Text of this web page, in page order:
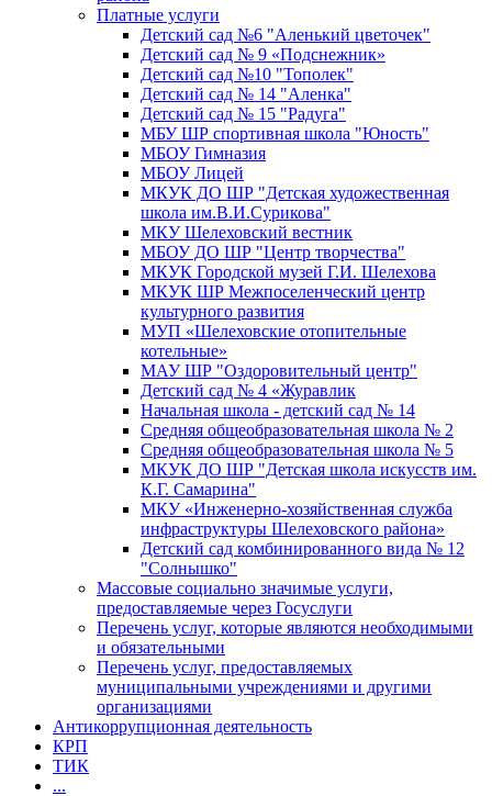
Платные услуги
Детский сад №6 "Аленький цветочек"
Детский сад № 9 «Подснежник»
Детский сад №10 "Тополек"
Детский сад № 14 "Аленка"
Детский сад № 15 "Радуга"
МБУ ШР спортивная школа "Юность"
МБОУ Гимназия
МБОУ Лицей
МКУК ДО ШР "Детская художественная
школа им.В.И.Сурикова"
МКУ Шелеховский вестник
МБОУ ДО ШР "Центр творчества"
МКУК Городской музей Г.И. Шелехова
МКУК ШР Межпоселенческий центр
культурного развития
МУП «Шелеховские отопительные
котельные»
МАУ ШР "Оздоровительный центр"
Детский сад № 4 «Журавлик
Начальная школа - детский сад № 14
Средняя общеобразовательная школа № 2
Средняя общеобразовательная школа № 5
МКУК ДО ШР "Детская школа искусств им.
К.Г. Самарина"
МКУ «Инженерно-хозяйственная служба
инфраструктуры Шелеховского района»
Детский сад комбинированного вида № 12
"Солнышко"
Массовые социально значимые услуги,
предоставляемые через Госуслуги
Перечень услуг, которые являются необходимыми
и обязательными
Перечень услуг, предоставляемых
муниципальными учреждениями и другими
организациями
Антикоррупционная деятельность
КРП
ТИК
...